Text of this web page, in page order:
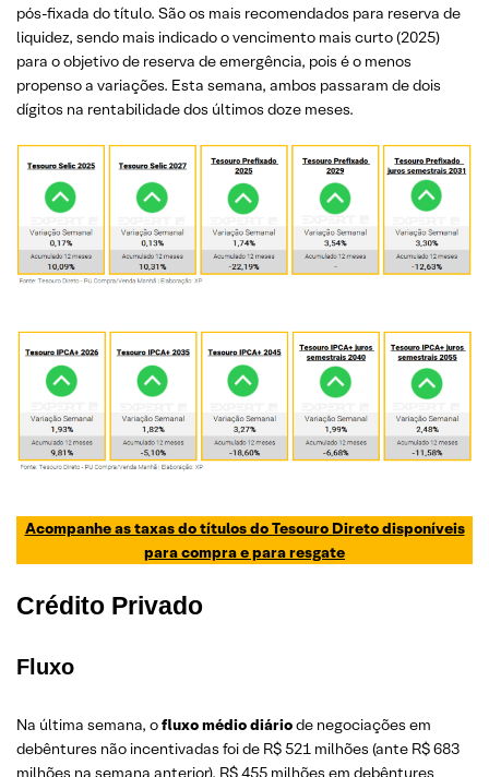
pós-fixada do título. São os mais recomendados para reserva de
liquidez, sendo mais indicado o vencimento mais curto (2025)
para o objetivo de reserva de emergência, pois é o menos
propenso a variações. Esta semana, ambos passaram de dois
dígitos na rentabilidade dos últimos doze meses.
Acompanhe as taxas do títulos do Tesouro Direto disponíveis
para compra e para resgate
Crédito Privado
Fluxo
Na última semana, ofluxo médio diáriode negociações em
debêntures não incentivadas foi de R$ 521 milhões (ante R$ 683
milhões na semana anterior), R$ 455 milhões em debêntures